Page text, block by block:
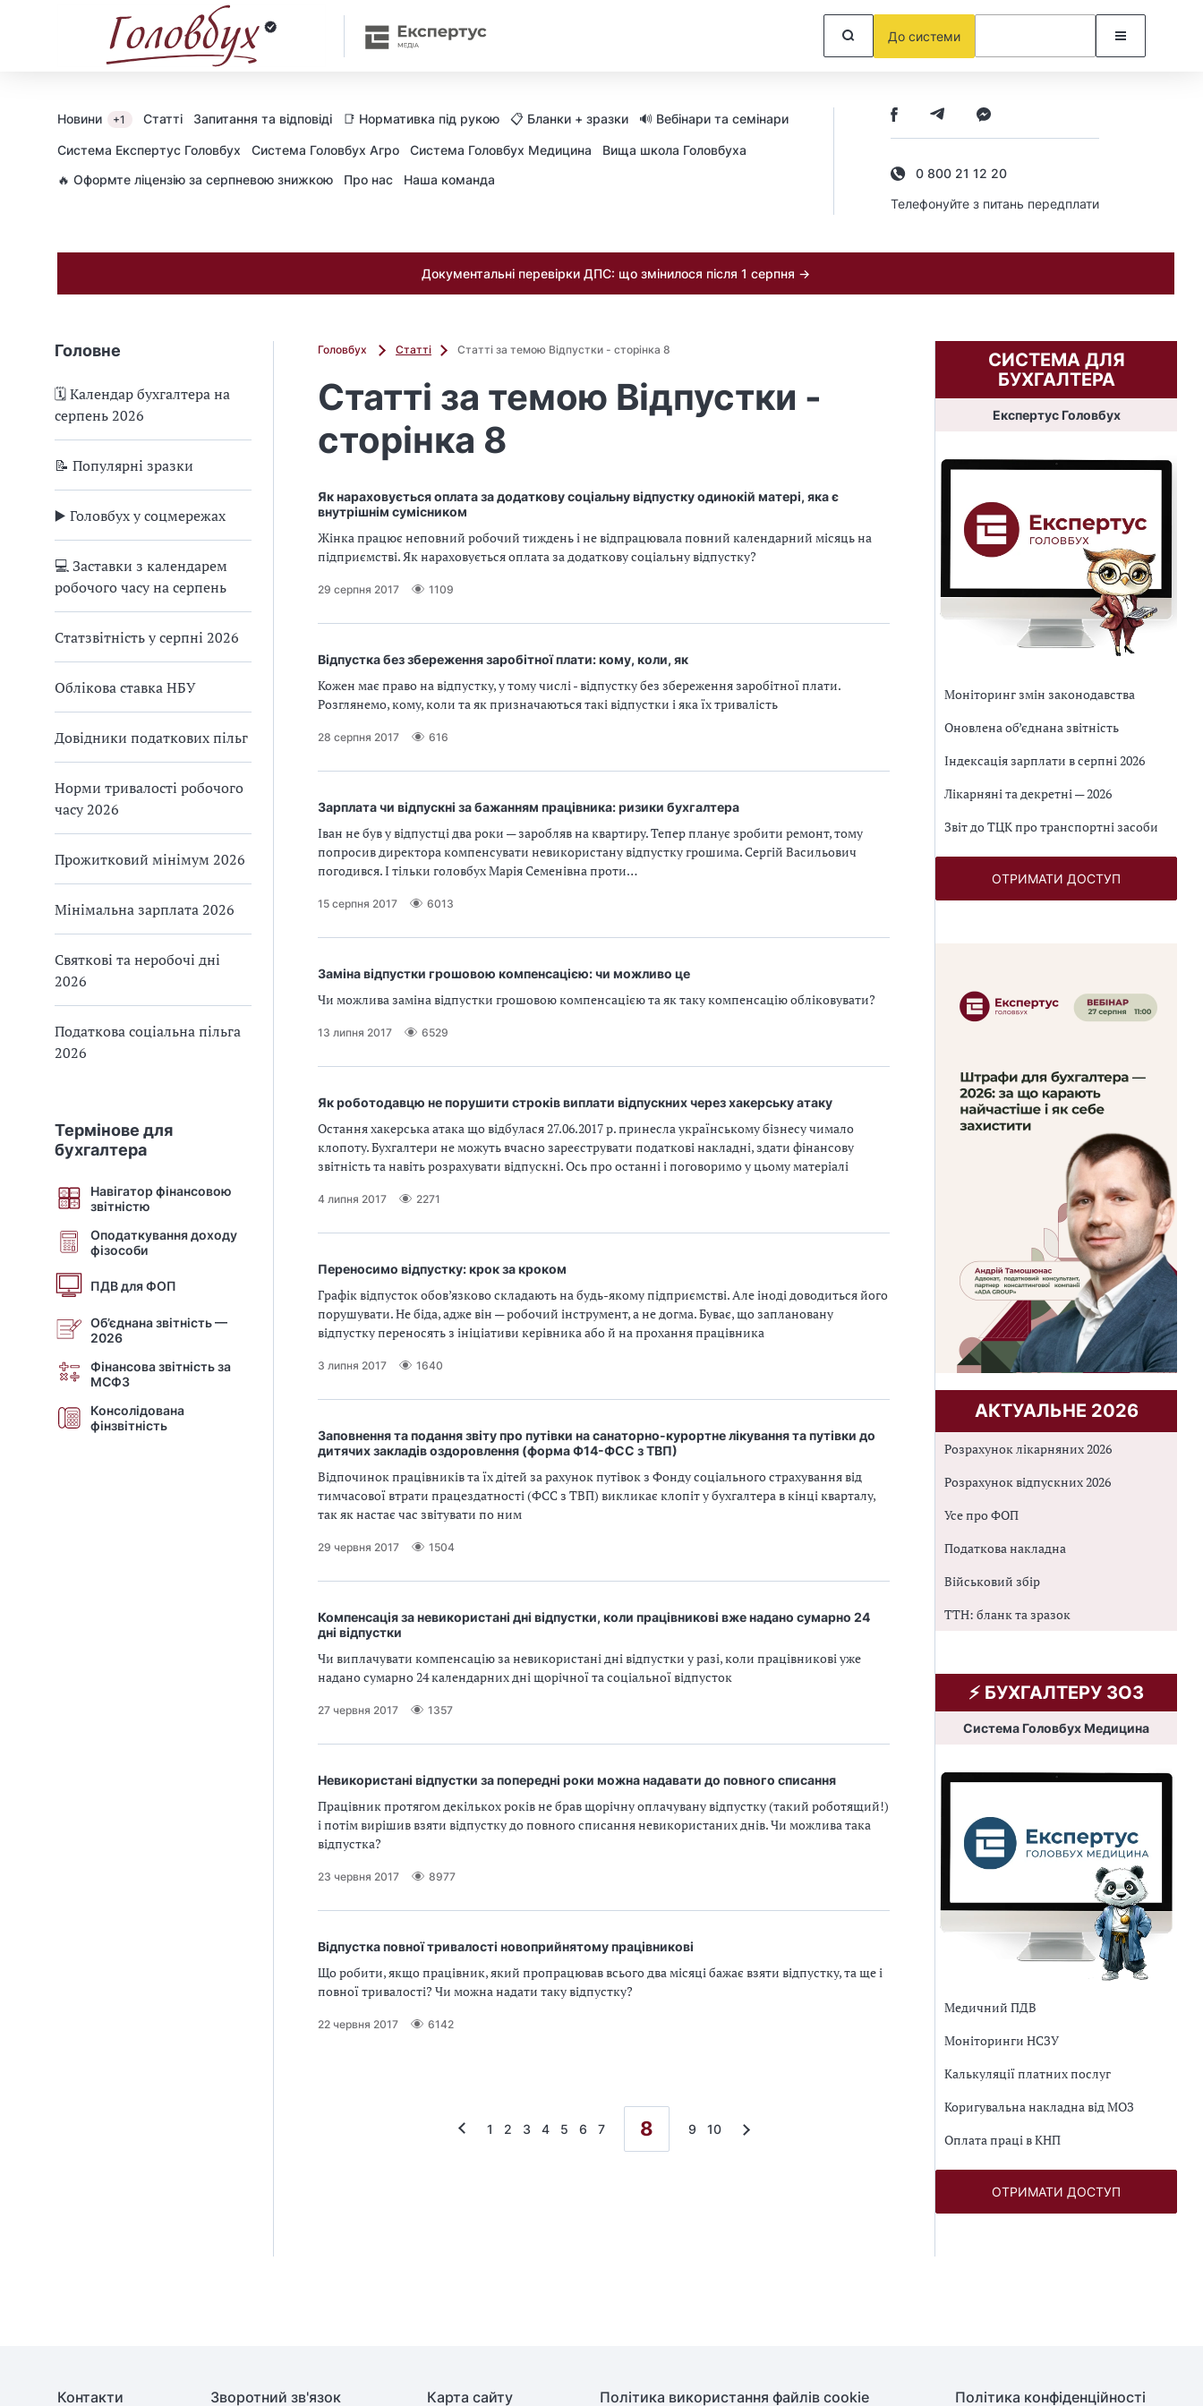
До системи
Новини +1 Статті Запитання та відповіді 📑 Нормативка під рукою 📋 Бланки + зразки 🔊 Вебінари та семінари
Cистема Експертус Головбух Система Головбух Агро Система Головбух Медицина
Вища школа Головбуха
🔥 Оформте ліцензію за серпневою знижкою
Про нас Наша команда
0 800 21 12 20
Телефонуйте з питань передплати
Документальні перевірки ДПС: що змінилося після 1 серпня →
Головне
🗓️ Календар бухгалтера на
серпень 2026
📝 Популярні зразки
▶️ Головбух у соцмережах
💻 Заставки з календарем
робочого часу на серпень
Статзвітність у серпні 2026
Облікова ставка НБУ
Довідники податкових пільг
Норми тривалості робочого
часу 2026
Прожитковий мінімум 2026
Мінімальна зарплата 2026
Святкові та неробочі дні
2026
Податкова соціальна пільга
2026
Термінове для
бухгалтера
Навігатор фінансовою
звітністю
Оподаткування доходу
фізособи
ПДВ для ФОП
Об’єднана звітність —
2026
Фінансова звітність за
МСФЗ
Консолідована
фінзвітність
Головбух Статті Статті за темою Відпустки - сторінка 8
Статті за темою Відпустки -
сторінка 8
Як нараховується оплата за додаткову соціальну відпустку одинокій матері, яка є
внутрішнім сумісником
Жінка працює неповний робочий тиждень і не відпрацювала повний календарний місяць на
підприємстві. Як нараховується оплата за додаткову соціальну відпустку?
29 серпня 2017 1109
Відпустка без збереження заробітної плати: кому, коли, як
Кожен має право на відпустку, у тому числі - відпустку без збереження заробітної плати.
Розглянемо, кому, коли та як призначаються такі відпустки і яка їх тривалість
28 серпня 2017 616
Зарплата чи відпускні за бажанням працівника: ризики бухгалтера
Іван не був у відпустці два роки — заробляв на квартиру. Тепер планує зробити ремонт, тому
попросив директора компенсувати невикористану відпустку грошима. Сергій Васильович
погодився. І тільки головбух Марія Семенівна проти…
15 серпня 2017 6013
Заміна відпустки грошовою компенсацією: чи можливо це
Чи можлива заміна відпустки грошовою компенсацією та як таку компенсацію обліковувати?
13 липня 2017 6529
Як роботодавцю не порушити строків виплати відпускних через хакерську атаку
Остання хакерська атака що відбулася 27.06.2017 р. принесла українському бізнесу чимало
клопоту. Бухгалтери не можуть вчасно зареєструвати податкові накладні, здати фінансову
звітність та навіть розрахувати відпускні. Ось про останні і поговоримо у цьому матеріалі
4 липня 2017 2271
Переносимо відпустку: крок за кроком
Графік відпусток обов’язково складають на будь-якому підприємстві. Але іноді доводиться його
порушувати. Не біда, адже він — робочий інструмент, а не догма. Буває, що заплановану
відпустку переносять з ініціативи керівника або й на прохання працівника
3 липня 2017 1640
Заповнення та подання звіту про путівки на санаторно-курортне лікування та путівки до
дитячих закладів оздоровлення (форма Ф14-ФСС з ТВП)
Відпочинок працівників та їх дітей за рахунок путівок з Фонду соціального страхування від
тимчасової втрати працездатності (ФСС з ТВП) викликає клопіт у бухгалтера в кінці кварталу,
так як настає час звітувати по ним
29 червня 2017 1504
Компенсація за невикористані дні відпустки, коли працівникові вже надано сумарно 24
дні відпустки
Чи виплачувати компенсацію за невикористані дні відпустки у разі, коли працівникові уже
надано сумарно 24 календарних дні щорічної та соціальної відпусток
27 червня 2017 1357
Невикористані відпустки за попередні роки можна надавати до повного списання
Працівник протягом декількох років не брав щорічну оплачувану відпустку (такий роботящий!)
і потім вирішив взяти відпустку до повного списання невикористаних днів. Чи можлива така
відпустка?
23 червня 2017 8977
Відпустка повної тривалості новоприйнятому працівникові
Що робити, якщо працівник, який пропрацював всього два місяці бажає взяти відпустку, та ще і
повної тривалості? Чи можна надати таку відпустку?
22 червня 2017 6142
1 2 3 4 5 6 7 8 9 10
СИСТЕМА ДЛЯ
БУХГАЛТЕРА
Експертус Головбух
Моніторинг змін законодавства
Оновлена об’єднана звітність
Індексація зарплати в серпні 2026
Лікарняні та декретні — 2026
Звіт до ТЦК про транспортні засоби
ОТРИМАТИ ДОСТУП
АКТУАЛЬНЕ 2026
Розрахунок лікарняних 2026
Розрахунок відпускних 2026
Усе про ФОП
Податкова накладна
Військовий збір
ТТН: бланк та зразок
⚡️ БУХГАЛТЕРУ ЗОЗ
Система Головбух Медицина
Медичний ПДВ
Моніторинги НСЗУ
Калькуляції платних послуг
Коригувальна накладна від МОЗ
Оплата праці в КНП
ОТРИМАТИ ДОСТУП
Контакти Зворотний зв'язок Карта сайту Політика використання файлів cookie Політика конфіденційності